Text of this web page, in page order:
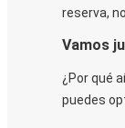
reserva,
Vamos
¿Por qué
puedes